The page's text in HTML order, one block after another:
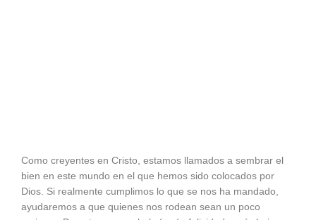
Como creyentes en Cristo, estamos llamados a sembrar el
bien en este mundo en el que hemos sido colocados por
Dios. Si realmente cumplimos lo que se nos ha mandado,
ayudaremos a que quienes nos rodean sean un poco